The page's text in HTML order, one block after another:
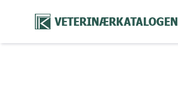
VETERINÆRKATALOGEN